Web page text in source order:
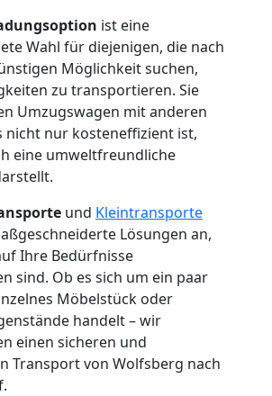
ist eine
Wahl für diejenigen, die nach
Möglichkeit suchen,
zu transportieren. Sie
Umzugswagen mit anderen
nicht nur kosteneffizient ist,
eine umweltfreundliche
und Kleintransporte
Lösungen an,
Ihre Bedürfnisse
sind. Ob es sich um ein paar
Möbelstück oder
handelt – wir
einen sicheren und
Transport von Wolfsberg nach